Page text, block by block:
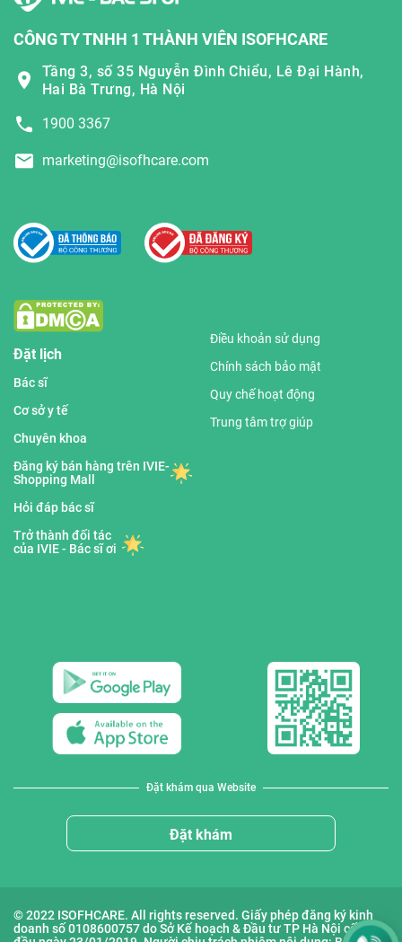
CÔNG TY TNHH 1 THÀNH VIÊN ISOFHCARE
Tầng 3, số 35 Nguyễn Đình Chiểu, Lê Đại Hành,
Hai Bà Trưng, Hà Nội
1900 3367
marketing@isofhcare.com
Đặt lịch
Bác sĩ
Cơ sở y tế
Chuyên khoa
Đăng ký bán hàng trên IVIE-
Shopping Mall
Hỏi đáp bác sĩ
Trở thành đối tác
của IVIE - Bác sĩ ơi
Điều khoản sử dụng
Chính sách bảo mật
Quy chế hoạt động
Trung tâm trợ giúp
Đặt khám qua Website
Đặt khám
© 2022 ISOFHCARE. All rights reserved. Giấy phép đăng ký kinh
doanh số 0108600757 do Sở Kế hoạch & Đầu tư TP Hà Nội cấp lần